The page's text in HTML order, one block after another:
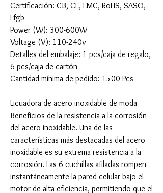
Certificación: CB, CE, EMC, RoHS, SASO,
Lfgb
Power (W): 300-600W
Voltage (V): 110-240v
Detalles del embalaje: 1 pcs/caja de regalo,
6 pcs/caja de cartón
Cantidad mínima de pedido: 1500 Pcs
Licuadora de acero inoxidable de moda
Beneficios de la resistencia a la corrosión
del acero inoxidable. Una de las
características más destacadas del acero
inoxidable es su extrema resistencia a la
corrosión. Las 6 cuchillas afiladas rompen
instantáneamente la pared celular bajo el
motor de alta eficiencia, permitiendo que el